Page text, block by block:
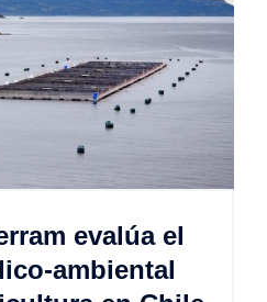
evalúa el
ambiental